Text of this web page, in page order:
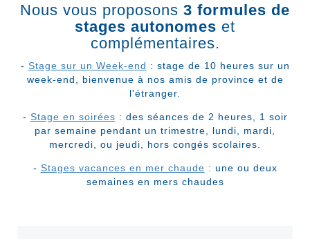
Nous vous proposons 3 formules de
stages autonomes et
complémentaires.
- Stage sur un Week-end : stage de 10 heures sur un
week-end, bienvenue à nos amis de province et de
l'étranger.
- Stage en soirées : des séances de 2 heures, 1 soir
par semaine pendant un trimestre, lundi, mardi,
mercredi, ou jeudi, hors congés scolaires.
- Stages vacances en mer chaude : une ou deux
semaines en mers chaudes